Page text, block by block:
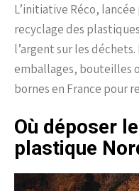
L’initiative Réco,
recyclage des
l’argent sur les
emballages, bouteilles
bornes en France pour
Où déposer
plastique